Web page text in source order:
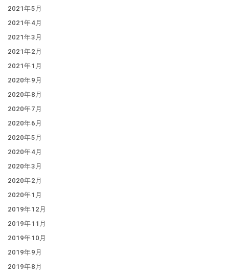
2021年5月
2021年4月
2021年3月
2021年2月
2021年1月
2020年9月
2020年8月
2020年7月
2020年6月
2020年5月
2020年4月
2020年3月
2020年2月
2020年1月
2019年12月
2019年11月
2019年10月
2019年9月
2019年8月